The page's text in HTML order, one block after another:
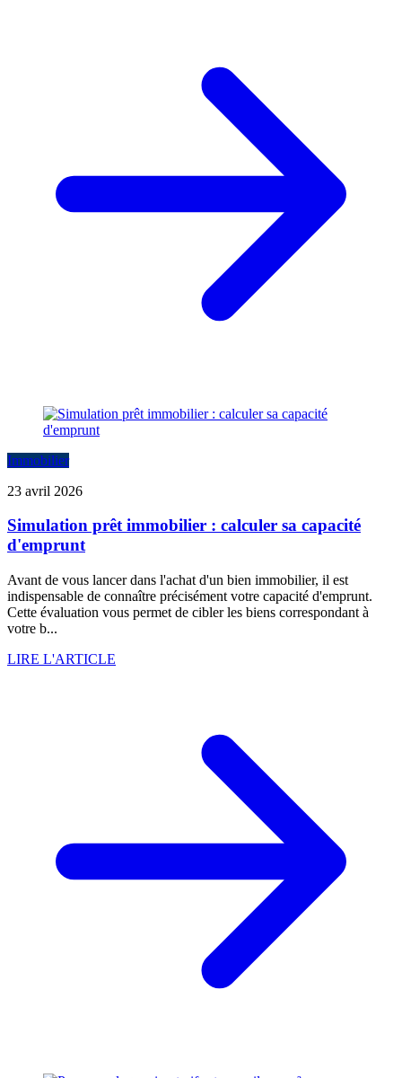
Immobilier
23 avril 2026
Simulation prêt immobilier : calculer sa capacité
d'emprunt
Avant de vous lancer dans l'achat d'un bien immobilier, il est
indispensable de connaître précisément votre capacité d'emprunt.
Cette évaluation vous permet de cibler les biens correspondant à
votre b...
LIRE L'ARTICLE